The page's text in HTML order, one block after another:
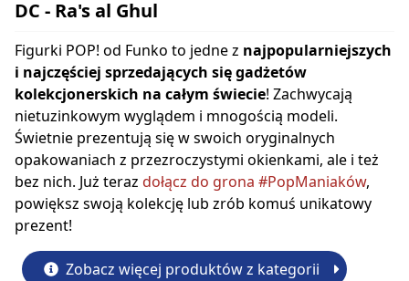
DC - Ra's al Ghul
Figurki POP! od Funko to jedne z najpopularniejszych
i najczęściej sprzedających się gadżetów
kolekcjonerskich na całym świecie! Zachwycają
nietuzinkowym wyglądem i mnogością modeli.
Świetnie prezentują się w swoich oryginalnych
opakowaniach z przezroczystymi okienkami, ale i też
bez nich. Już teraz dołącz do grona #PopManiaków,
powiększ swoją kolekcję lub zrób komuś unikatowy
prezent!
Zobacz więcej produktów z kategorii